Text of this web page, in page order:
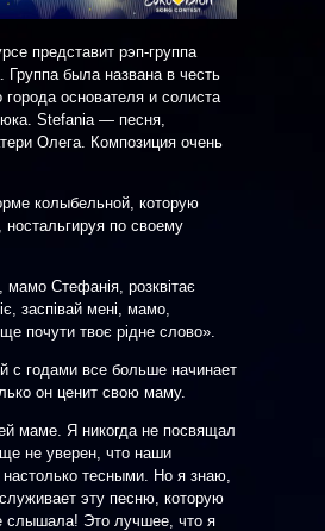
представит рэп-группа
Группа была названа в честь
основателя и солиста
Stefania — песня,
Олега. Композиция очень
колыбельной, которую
по своему
Стефанія, розквітає
заспівай мені, мамо,
почути твоє рідне слово».
с годами все больше начинает
он ценит свою маму.
маме. Я никогда не посвящал
не уверен, что наши
тесными. Но я знаю,
эту песню, которую
слышала! Это лучшее, что я